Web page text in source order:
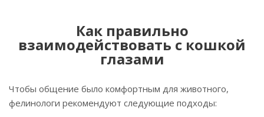
Как правильно
взаимодействовать с кошкой
глазами
Чтобы общение было комфортным для животного,
фелинологи рекомендуют следующие подходы: